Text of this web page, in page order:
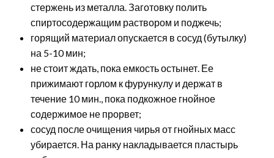
стержень из металла. Заготовку полить
спиртосодержащим раствором и поджечь;
горящий материал опускается в сосуд (бутылку)
на 5-10 мин;
не стоит ждать, пока емкость остынет. Ее
прижимают горлом к фурункулу и держат в
течение 10 мин., пока подкожное гнойное
содержимое не прорвет;
сосуд после очищения чирья от гнойных масс
убирается. На ранку накладывается пластырь